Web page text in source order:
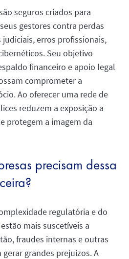
seguros criados para
gestores contra perdas
erros profissionais,
Seu objetivo
financeiro e apoio legal
comprometer a
Ao oferecer uma rede de
reduzem a exposição a
protegem a imagem da
precisam dessa
regulatória e do
mais suscetíveis a
fraudes internas e outras
grandes prejuízos. A